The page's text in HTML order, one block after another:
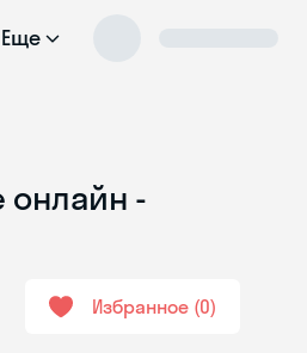
Еще
онлайн -
Избранное 0